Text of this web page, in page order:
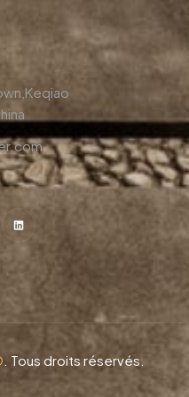
. Tous droits réservés.